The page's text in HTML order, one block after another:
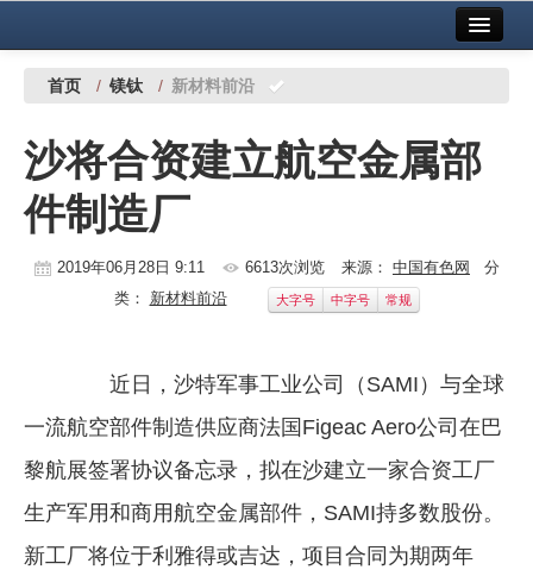
中国有色金属报社主办 广告服务
铜镍铅锌
铝
稀有稀土
镁钛
地矿 建设
党建工作
企业文化
首页 / 镁钛 / 新材料前沿
沙将合资建立航空金属部
件制造厂
2019年06月28日 9:11 6613次浏览 来源： 中国有色网
分
类： 新材料前沿 大字号 中字号 常规
近日，沙特军事工业公司（SAMI）与全球
一流航空部件制造供应商法国Figeac Aero公司在巴
黎航展签署协议备忘录，拟在沙建立一家合资工厂
生产军用和商用航空金属部件，SAMI持多数股份。
新工厂将位于利雅得或吉达，项目合同为期两年